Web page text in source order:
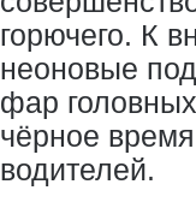
горючего. К
неоновые
фар
чёрное
водителей.